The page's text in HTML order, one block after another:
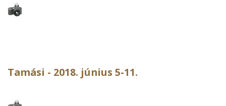
Tamási - 2018. június 5-11.